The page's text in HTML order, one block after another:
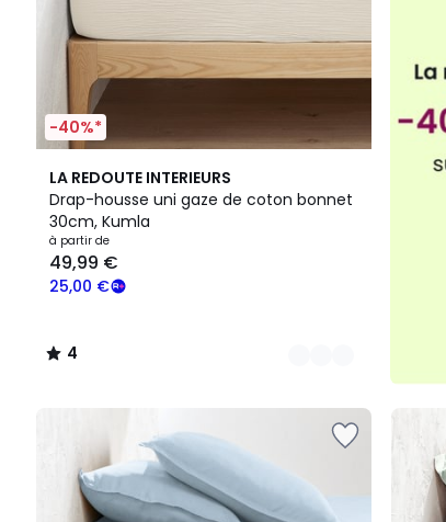
-40%*
LA REDOUTE INTERIEURS
Drap-housse uni gaze de coton bonnet
30cm, Kumla
à partir de
25,00 €
49,99 €
4
/
5
18
Couleurs
4
/